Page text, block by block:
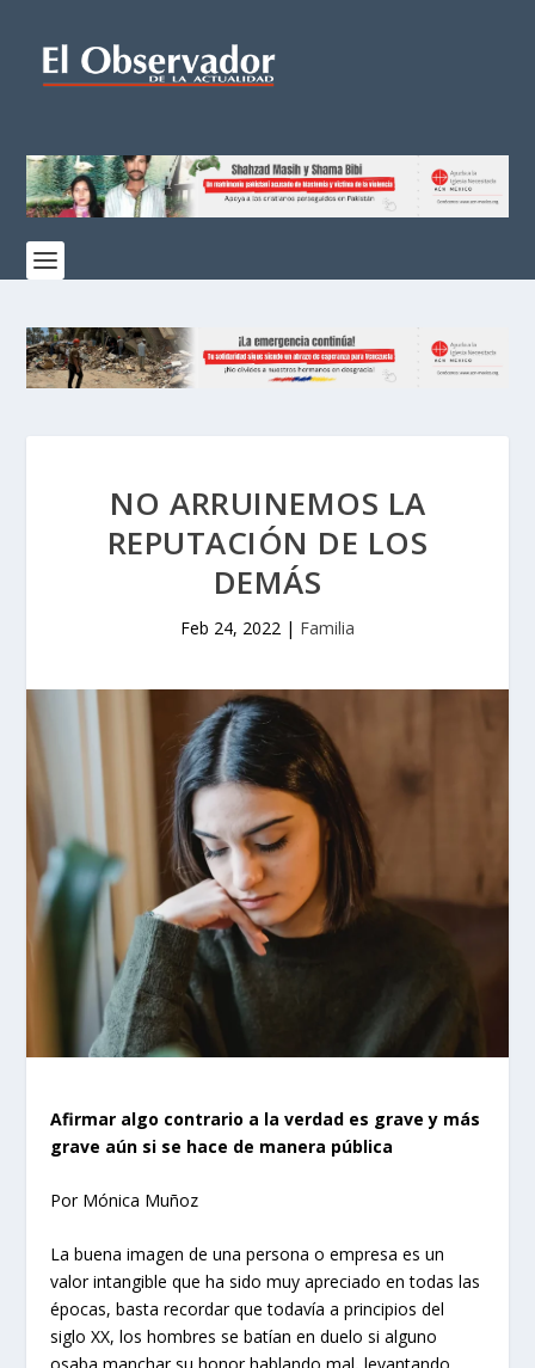
NO ARRUINEMOS LA
REPUTACIÓN DE LOS
DEMÁS
Feb 24, 2022 | Familia
Afirmar algo contrario a la verdad es grave y más
grave aún si se hace de manera pública
Por Mónica Muñoz
La buena imagen de una persona o empresa es un
valor intangible que ha sido muy apreciado en todas las
épocas, basta recordar que todavía a principios del
siglo XX, los hombres se batían en duelo si alguno